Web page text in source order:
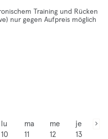
Training und Rücken
nur gegen Aufpreis möglich
lu
10
ma
11
me
12
je
13